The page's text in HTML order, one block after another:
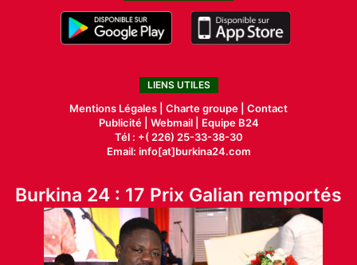
LIENS UTILES
Mentions Légales | Charte groupe | Contact
Publicité| Webmail |
Equipe B24
Tél : +( 226) 25-33-38-30
Email: info[at]burkina24.com
Burkina 24 : 17 Prix Galian remportés